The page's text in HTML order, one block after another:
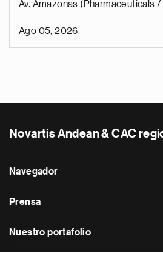
Av. Amazonas (Pharmaceuticals
Ago 05, 2026
Novartis Andean & CAC
Navegador
Prensa
Nuestro portafolio